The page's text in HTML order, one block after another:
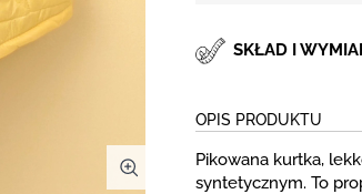
SKŁAD I
OPIS PRODUKTU
Pikowana kurtka,
syntetycznym. To